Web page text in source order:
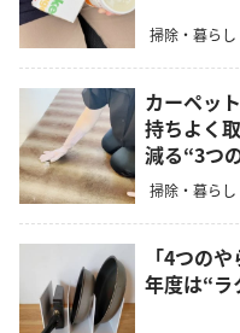
掃除・暮らし
カーペッ
持ちよく
減る“3つ
掃除・暮らし
「4つの
年度は“ラ